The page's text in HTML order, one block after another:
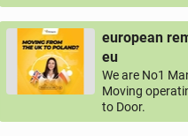
european
eu
We are No1
Moving
to Door.